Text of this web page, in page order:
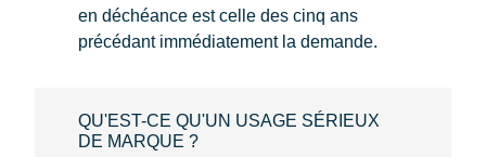
en déchéance est celle des cinq ans
précédant immédiatement la demande.
QU'EST-CE QU'UN USAGE SÉRIEUX
DE MARQUE ?